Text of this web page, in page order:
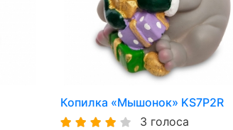
Копилка «Мышонок» KS7P2R
3 голоса